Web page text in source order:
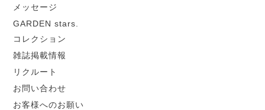
メッセージ
GARDEN stars.
コレクション
雑誌掲載情報
リクルート
お問い合わせ
お客様へのお願い